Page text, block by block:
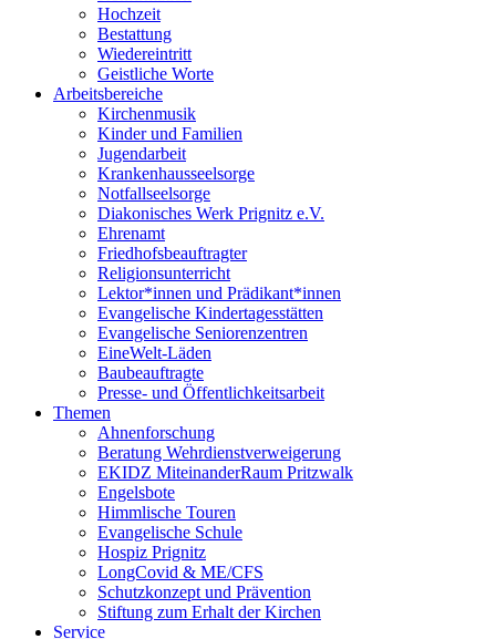
Hochzeit
Bestattung
Wiedereintritt
Geistliche Worte
Arbeitsbereiche
Kirchenmusik
Kinder und Familien
Jugendarbeit
Krankenhausseelsorge
Notfallseelsorge
Diakonisches Werk Prignitz e.V.
Ehrenamt
Friedhofsbeauftragter
Religionsunterricht
Lektor*innen und Prädikant*innen
Evangelische Kindertagesstätten
Evangelische Seniorenzentren
EineWelt-Läden
Baubeauftragte
Presse- und Öffentlichkeitsarbeit
Themen
Ahnenforschung
Beratung Wehrdienstverweigerung
EKIDZ MiteinanderRaum Pritzwalk
Engelsbote
Himmlische Touren
Evangelische Schule
Hospiz Prignitz
LongCovid & ME/CFS
Schutzkonzept und Prävention
Stiftung zum Erhalt der Kirchen
Service